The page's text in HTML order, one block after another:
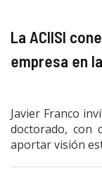
La ACIISI
empresa en
Javier Franco
doctorado, con
aportar visión